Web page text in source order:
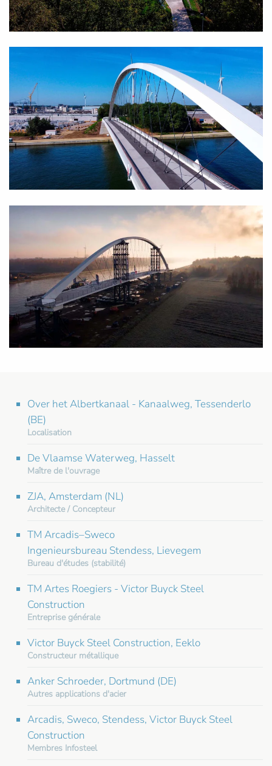
Over het Albertkanaal - Kanaalweg, Tessenderlo
(BE)
Localisation
De Vlaamse Waterweg, Hasselt
Maître de l'ouvrage
ZJA, Amsterdam (NL)
Architecte / Concepteur
TM Arcadis–Sweco
Ingenieursbureau Stendess, Lievegem
Bureau d'études (stabilité)
TM Artes Roegiers - Victor Buyck Steel
Construction
Entreprise générale
Victor Buyck Steel Construction, Eeklo
Constructeur métallique
Anker Schroeder, Dortmund (DE)
Autres applications d'acier
Arcadis, Sweco, Stendess, Victor Buyck Steel
Construction
Membres Infosteel